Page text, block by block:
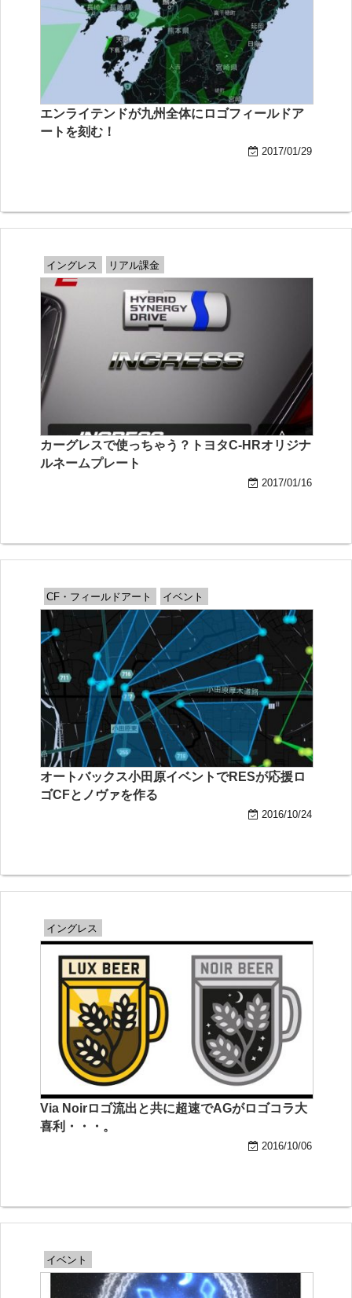
エンライテンドが九州全体にロゴフィールドア
ートを刻む！
2017/01/29
イングレス リアル課金
カーグレスで使っちゃう？トヨタC-HRオリジナ
ルネームプレート
2017/01/16
CF・フィールドアート イベント
オートバックス小田原イベントでRESが応援ロ
ゴCFとノヴァを作る
2016/10/24
イングレス
Via Noirロゴ流出と共に超速でAGがロゴコラ大
喜利・・・。
2016/10/06
イベント